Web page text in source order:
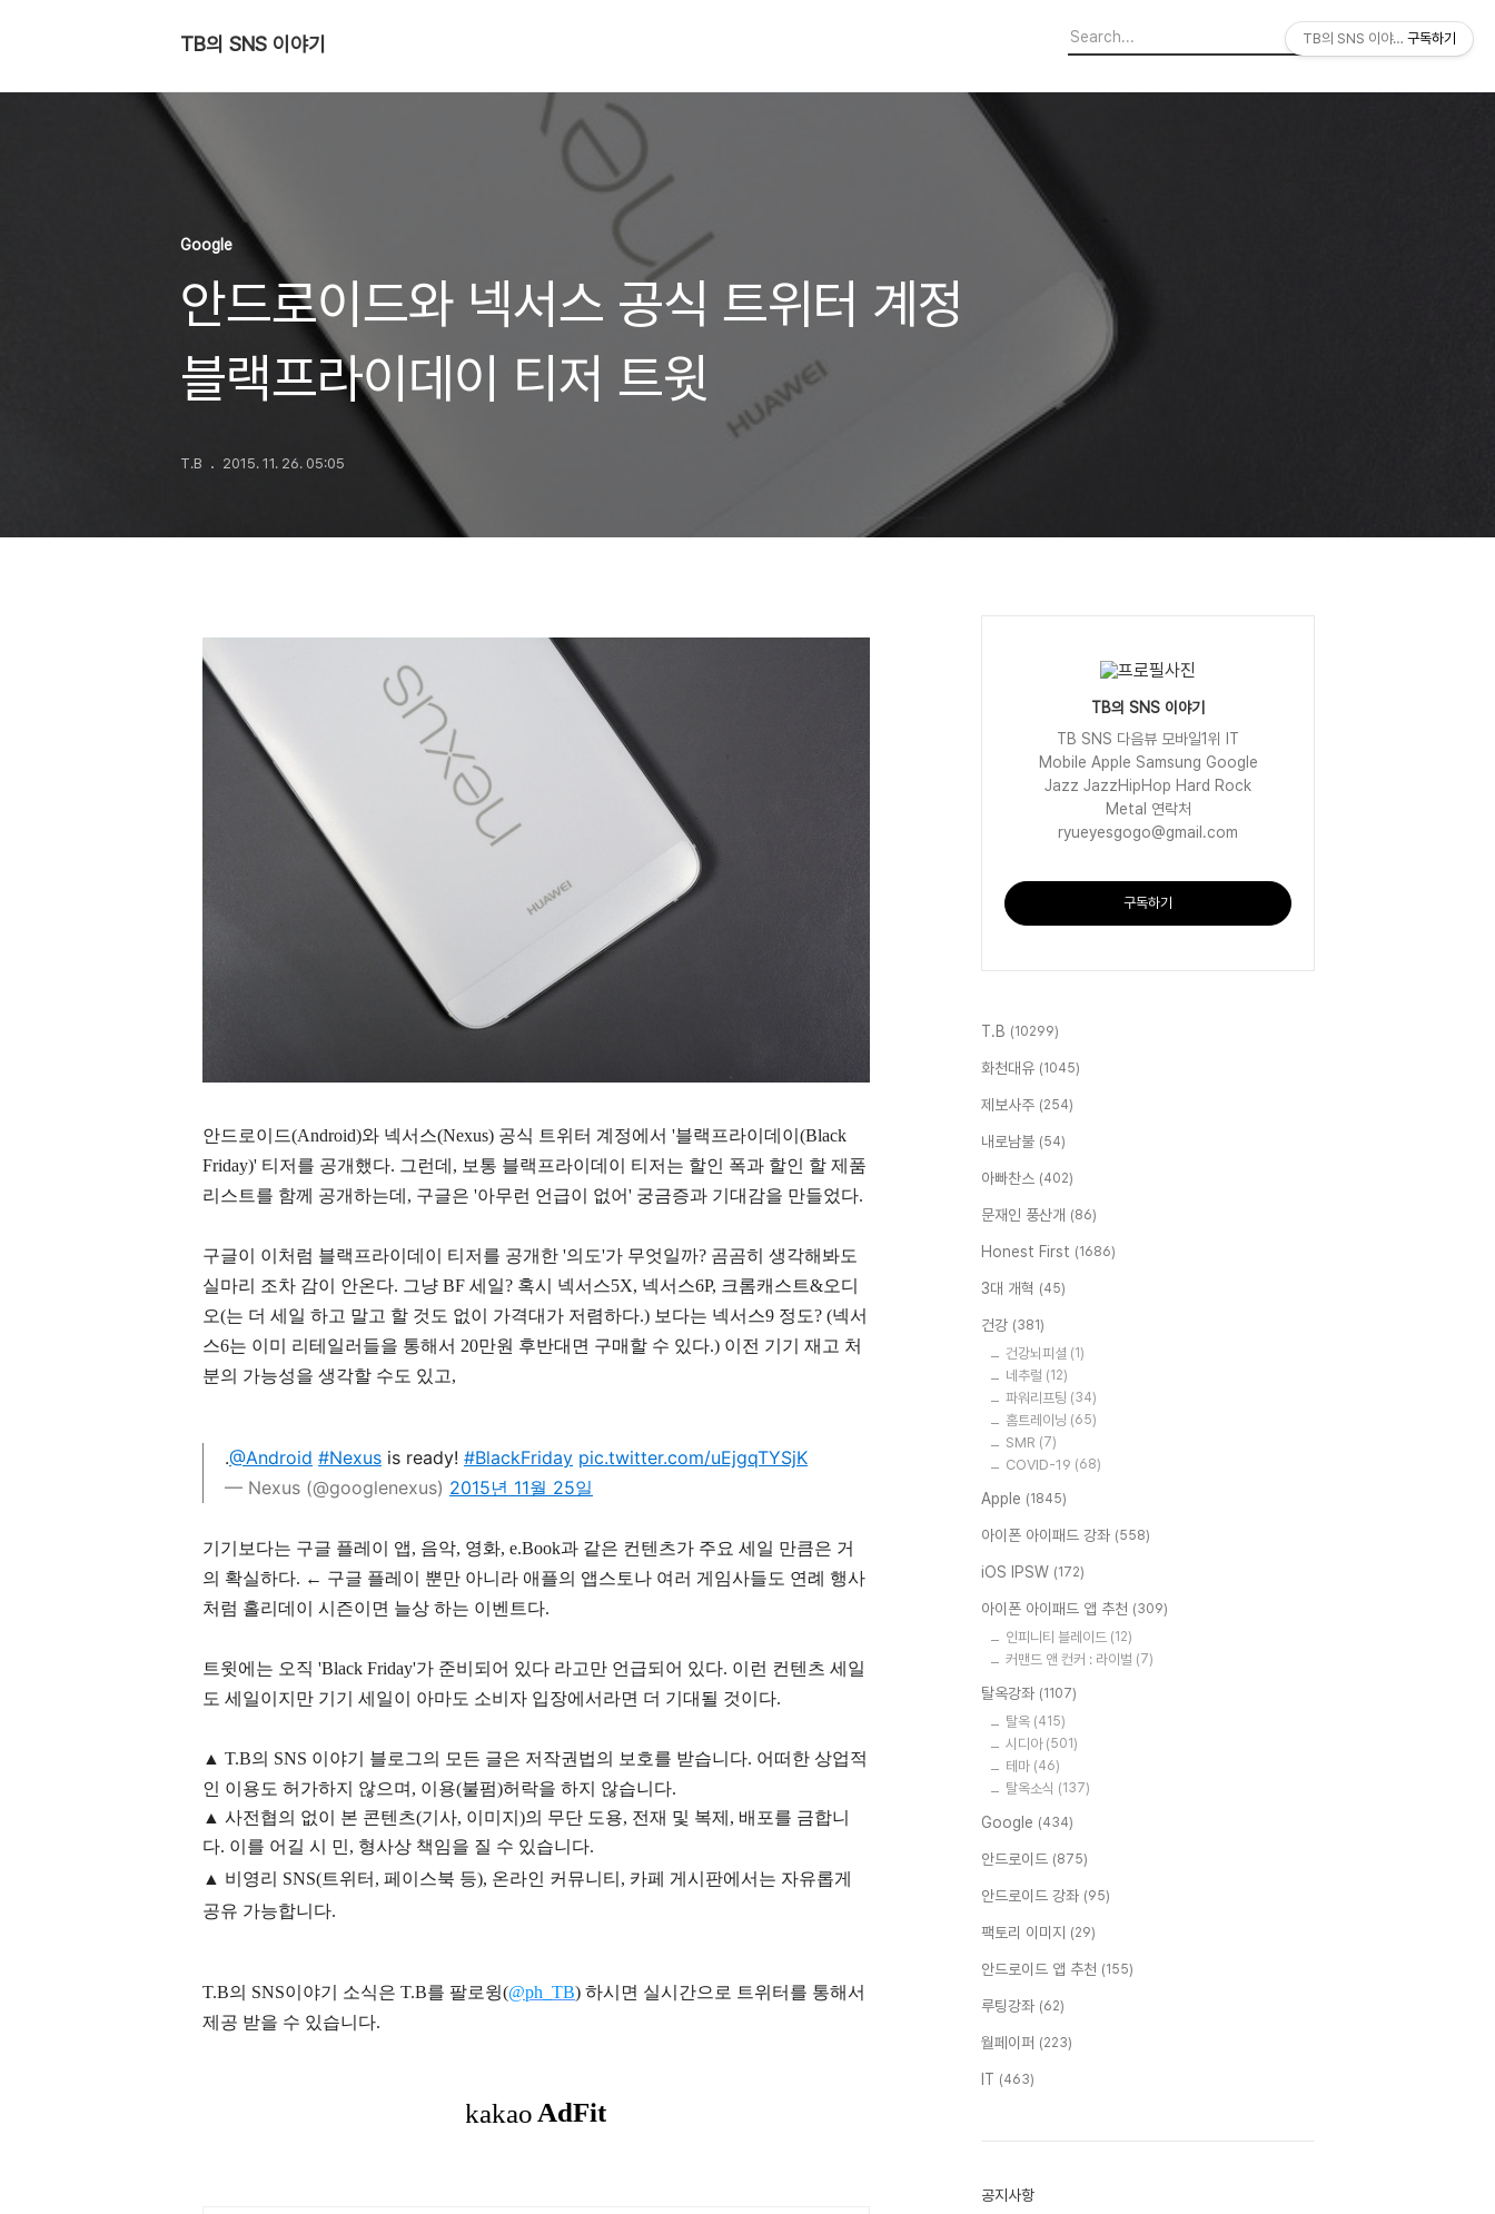
TB의 SNS 이야기
Google
안드로이드와 넥서스 공식 트위터 계정
블랙프라이데이 티저 트윗
T.B 2015. 11. 26. 05:05
안드로이드(Android)와 넥서스(Nexus) 공식 트위터 계정에서 '블랙프라이데이(Black
Friday)' 티저를 공개했다. 그런데, 보통 블랙프라이데이 티저는 할인 폭과 할인 할 제품
리스트를 함께 공개하는데, 구글은 '아무런 언급이 없어' 궁금증과 기대감을 만들었다.
구글이 이처럼 블랙프라이데이 티저를 공개한 '의도'가 무엇일까? 곰곰히 생각해봐도
실마리 조차 감이 안온다. 그냥 BF 세일? 혹시 넥서스5X, 넥서스6P, 크롬캐스트&오디
오(는 더 세일 하고 말고 할 것도 없이 가격대가 저렴하다.) 보다는 넥서스9 정도? (넥서
스6는 이미 리테일러들을 통해서 20만원 후반대면 구매할 수 있다.) 이전 기기 재고 처
분의 가능성을 생각할 수도 있고,
.@Android #Nexus is ready! #BlackFriday pic.twitter.com/uEjgqTYSjK
— Nexus (@googlenexus) 2015년 11월 25일
기기보다는 구글 플레이 앱, 음악, 영화, e.Book과 같은 컨텐츠가 주요 세일 만큼은 거
의 확실하다. ← 구글 플레이 뿐만 아니라 애플의 앱스토나 여러 게임사들도 연례 행사
처럼 홀리데이 시즌이면 늘상 하는 이벤트다.
트윗에는 오직 'Black Friday'가 준비되어 있다 라고만 언급되어 있다. 이런 컨텐츠 세일
도 세일이지만 기기 세일이 아마도 소비자 입장에서라면 더 기대될 것이다.
▲ T.B의 SNS 이야기 블 로그의 모든 글은 저작권법의 보호를 받습니다. 어떠한 상업적
인 이용도 허가하지 않으며, 이용(불펌)허락을 하지 않습니다.
▲ 사전협의 없이 본 콘텐츠(기사, 이미지)의 무단 도용, 전재 및 복제, 배포를 금합니
다. 이를 어길 시 민, 형사상 책임을 질 수 있습니다.
▲ 비영리 SNS(트위터, 페이스북 등), 온라인 커뮤니티, 카페 게시판에서는 자유롭게
공유 가능합니다.
T.B의 SNS이야기 소식은 T.B를 팔로윙(@ph_TB) 하시면 실시간으로 트위터를 통해서
제공 받을 수 있습니다.
TB의 SNS 이야기
TB SNS 다음뷰 모바일1위 IT
Mobile Apple Samsung Google
Jazz JazzHipHop Hard Rock
Metal 연락처
ryueyesgogo@gmail.com
구독하기
T.B (10299)
화천대유 (1045)
제보사주 (254)
내로남불 (54)
아빠찬스 (402)
문재인 풍산개 (86)
Honest First (1686)
3대 개혁 (45)
건강 (381)
건강뇌피셜 (1)
네추럴 (12)
파워리프팅 (34)
홈트레이닝 (65)
SMR (7)
COVID-19 (68)
Apple (1845)
아이폰 아이패드 강좌 (558)
iOS IPSW (172)
아이폰 아이패드 앱 추천 (309)
인피니티 블레이드 (12)
커맨드 앤 컨커 : 라이벌 (7)
탈옥강좌 (1107)
탈옥 (415)
시디아 (501)
테마 (46)
탈옥소식 (137)
Google (434)
안드로이드 (875)
안드로이드 강좌 (95)
팩토리 이미지 (29)
안드로이드 앱 추천 (155)
루팅강좌 (62)
월페이퍼 (223)
IT (463)
공지사항
TB의 SNS 이야기 구독하기